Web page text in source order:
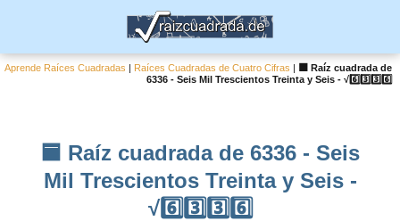
Aprende Raíces Cuadradas | Raíces Cuadradas de Cuatro Cifras |
🟦 Raíz cuadrada de
6336 - Seis Mil Trescientos Treinta y Seis - √6️⃣3️⃣3️⃣6️⃣
🟦 Raíz cuadrada de 6336 - Seis
Mil Trescientos Treinta y Seis -
√6️⃣3️⃣3️⃣6️⃣